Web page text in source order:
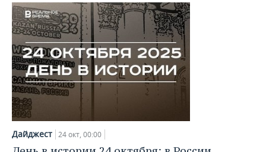
Дайджест 24 окт, 00:00